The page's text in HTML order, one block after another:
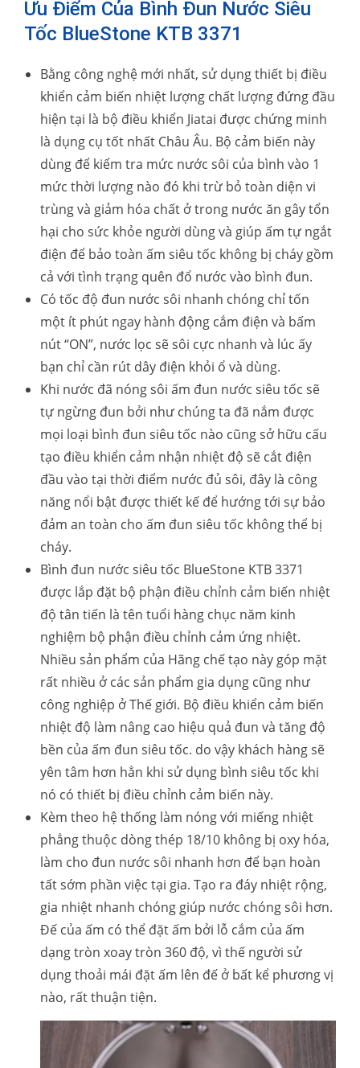
Ưu Điểm Của Bình Đun Nước Siêu
Tốc BlueStone KTB 3371
Bằng công nghệ mới nhất, sử dụng thiết bị điều
khiển cảm biến nhiệt lượng chất lượng đứng đầu
hiện tại là bộ điều khiển Jiatai được chứng minh
là dụng cụ tốt nhất Châu Âu. Bộ cảm biến này
dùng để kiểm tra mức nước sôi của bình vào 1
mức thời lượng nào đó khi trừ bỏ toàn diện vi
trùng và giảm hóa chất ở trong nước ăn gây tổn
hại cho sức khỏe người dùng và giúp ấm tự ngắt
điện để bảo toàn ấm siêu tốc không bị cháy gồm
cả với tình trạng quên đổ nước vào bình đun.
Có tốc độ đun nước sôi nhanh chóng chỉ tốn
một ít phút ngay hành động cắm điện và bấm
nút “ON”, nước lọc sẽ sôi cực nhanh và lúc ấy
bạn chỉ cần rút dây điện khỏi ổ và dùng.
Khi nước đã nóng sôi ấm đun nước siêu tốc sẽ
tự ngừng đun bởi như chúng ta đã nắm được
mọi loại bình đun siêu tốc nào cũng sở hữu cấu
tạo điều khiển cảm nhận nhiệt độ sẽ cắt điện
đầu vào tại thời điểm nước đủ sôi, đây là công
năng nổi bật được thiết kế để hướng tới sự bảo
đảm an toàn cho ấm đun siêu tốc không thể bị
cháy.
Bình đun nước siêu tốc BlueStone KTB 3371
được lắp đặt bộ phận điều chỉnh cảm biến nhiệt
độ tân tiến là tên tuổi hàng chục năm kinh
nghiệm bộ phận điều chỉnh cảm ứng nhiệt.
Nhiều sản phẩm của Hãng chế tạo này góp mặt
rất nhiều ở các sản phẩm gia dụng cũng như
công nghiệp ở Thế giới. Bộ điều khiển cảm biến
nhiệt độ làm nâng cao hiệu quả đun và tăng độ
bền của ấm đun siêu tốc. do vậy khách hàng sẽ
yên tâm hơn hẳn khi sử dụng bình siêu tốc khi
nó có thiết bị điều chỉnh cảm biến này.
Kèm theo hệ thống làm nóng với miếng nhiệt
phẳng thuộc dòng thép 18/10 không bị oxy hóa,
làm cho đun nước sôi nhanh hơn để bạn hoàn
tất sớm phần việc tại gia. Tạo ra đáy nhiệt rộng,
gia nhiệt nhanh chóng giúp nước chóng sôi hơn.
Đế của ấm có thể đặt ấm bởi lỗ cắm của ấm
dạng tròn xoay tròn 360 độ, vì thế người sử
dụng thoải mái đặt ấm lên đế ở bất kể phương vị
nào, rất thuận tiện.